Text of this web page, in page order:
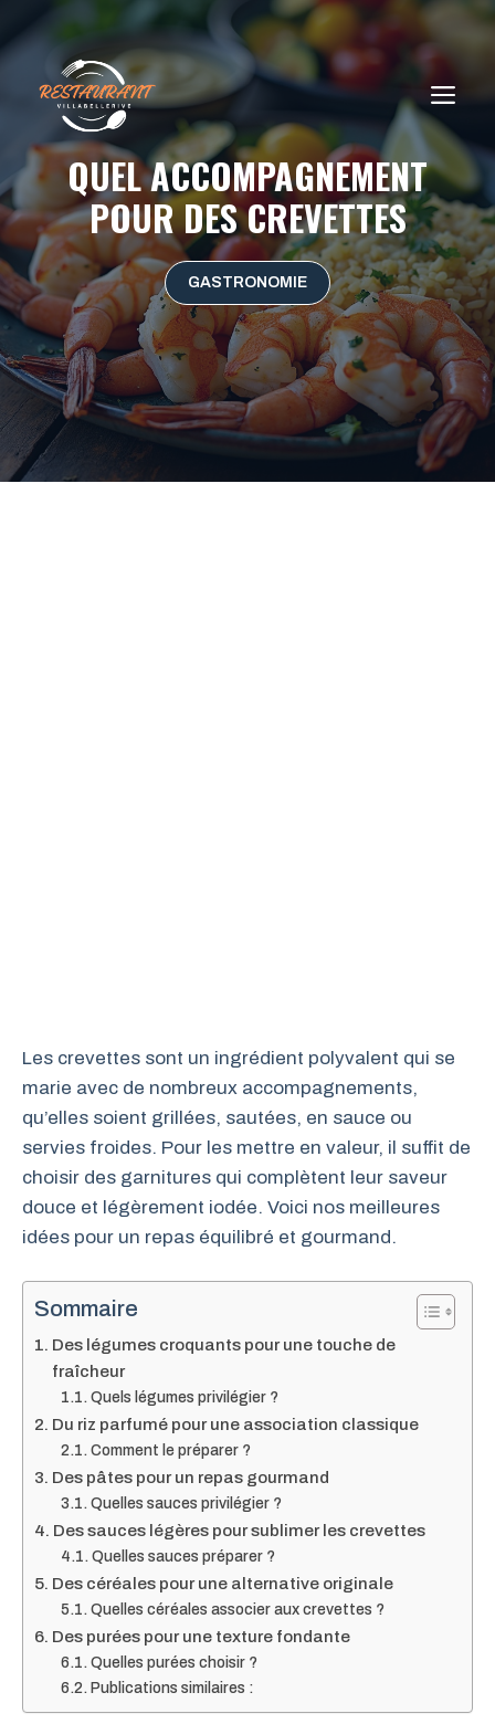
au
contenu
QUEL ACCOMPAGNEMENT
POUR DES CREVETTES
GASTRONOMIE
Les crevettes sont un ingrédient polyvalent qui se
marie avec de nombreux accompagnements,
qu’elles soient grillées, sautées, en sauce ou
servies froides. Pour les mettre en valeur, il suffit de
choisir des garnitures qui complètent leur saveur
douce et légèrement iodée. Voici nos meilleures
idées pour un repas équilibré et gourmand.
Sommaire
Des légumes croquants pour une touche de
fraîcheur
Quels légumes privilégier ?
Du riz parfumé pour une association classique
Comment le préparer ?
Des pâtes pour un repas gourmand
Quelles sauces privilégier ?
Des sauces légères pour sublimer les crevettes
Quelles sauces préparer ?
Des céréales pour une alternative originale
Quelles céréales associer aux crevettes ?
Des purées pour une texture fondante
Quelles purées choisir ?
Publications similaires :